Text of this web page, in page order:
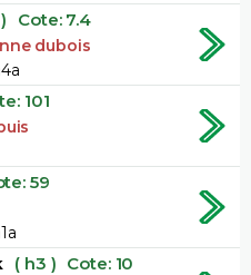
Cote: 7.4
dubois
101
59
( h3 ) Cote: 10